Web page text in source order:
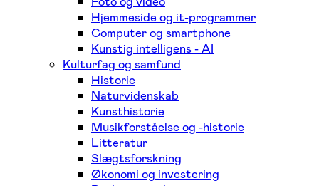
Hjemmeside og it-programmer
Computer og smartphone
Kunstig intelligens - AI
Kulturfag og samfund
Historie
Naturvidenskab
Kunsthistorie
Musikforståelse og -historie
Litteratur
Slægtsforskning
Økonomi og investering